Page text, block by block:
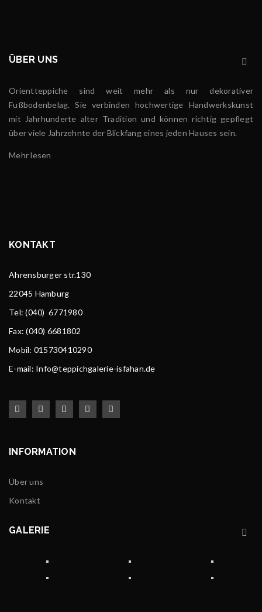
ÜBER UNS
Orientteppiche sind weit mehr als nur dekorativer
Fußbodenbelag. Sie verbinden hochwertige Handwerkskunst
mit Jahrhunderte alter Tradition und können richtig gepflegt
über viele Jahrzehnte der Blickfang eines jeden Hauses sein.
Mehr lesen
KONTAKT
Ahrensburger str.130
22045 Hamburg
Tel: (040) 6771980
Fax: (040) 6681802
Mobil: 015730410290
E-mail: Info@teppichgalerie-isfahan.de
INFORMATION
Über uns
Kontakt
GALERIE